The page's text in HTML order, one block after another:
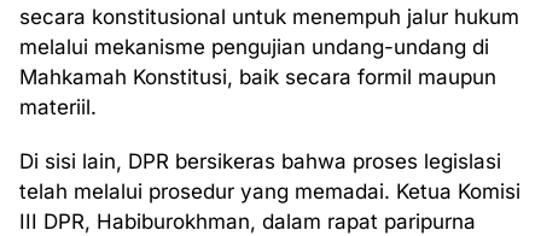
secara konstitusional untuk menempuh jalur hukum
melalui mekanisme pengujian undang-undang di
Mahkamah Konstitusi, baik secara formil maupun
materiil.
Di sisi lain, DPR bersikeras bahwa proses legislasi
telah melalui prosedur yang memadai. Ketua Komisi
III DPR, Habiburokhman, dalam rapat paripurna